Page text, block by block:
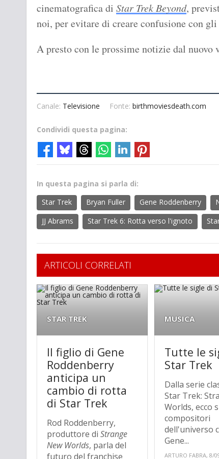
cinematografica di Star Trek Beyond,
noi, per evitare di creare confusione con
A presto con le prossime notizie dal nuovo
Canale: Televisione Fonte: birthmoviesdeath.com
Condividi questa pagina:
In questa pagina si parla di:
Star Trek
Bryan Fuller Gene Roddenberry
JJ Abrams
Star Trek 6: Rotta verso l'ignoto
ARTICOLI CORRELATI
STAR TREK
Il figlio di Gene
Roddenberry
anticipa un
cambio di rotta
di Star Trek
Rod Roddenberry,
produttore di Strange
New Worlds, parla del
futuro del franchise
MUSICA
Tutte le
Star Trek
Dalla serie
Star Trek:
Worlds, ecco
compositori
dell'universo
Gene...
ARTURO FABRA, 8/